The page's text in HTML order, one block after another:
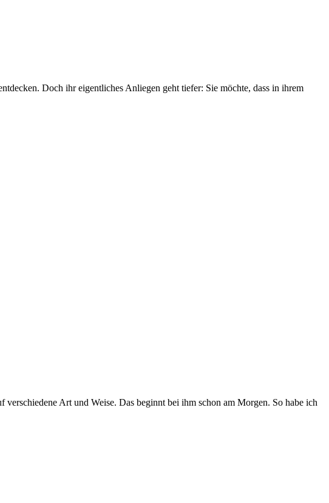
Doch ihr eigentliches Anliegen geht tiefer: Sie möchte, dass in ihrem
Art und Weise. Das beginnt bei ihm schon am Morgen. So habe ich